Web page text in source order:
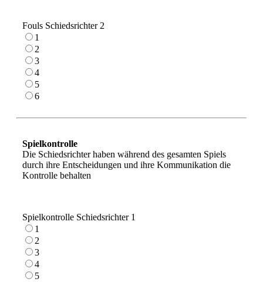
Fouls Schiedsrichter 2
1
2
3
4
5
6
Spielkontrolle
Die Schiedsrichter haben während des gesamten Spiels
durch ihre Entscheidungen und ihre Kommunikation die
Kontrolle behalten
Spielkontrolle Schiedsrichter 1
1
2
3
4
5